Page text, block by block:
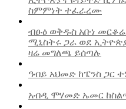
ስምምነት ተፈራረሙ
ብፁዕ ወቅዱስ አቡነ
ሚኒስትሩ ጋራ ወደ
ዛሬ መግለጫ ይሰጣሉ
ዓብይ አህመድ ከፔንስ ጋር
አብዲ ሞሃመድ ኡመር